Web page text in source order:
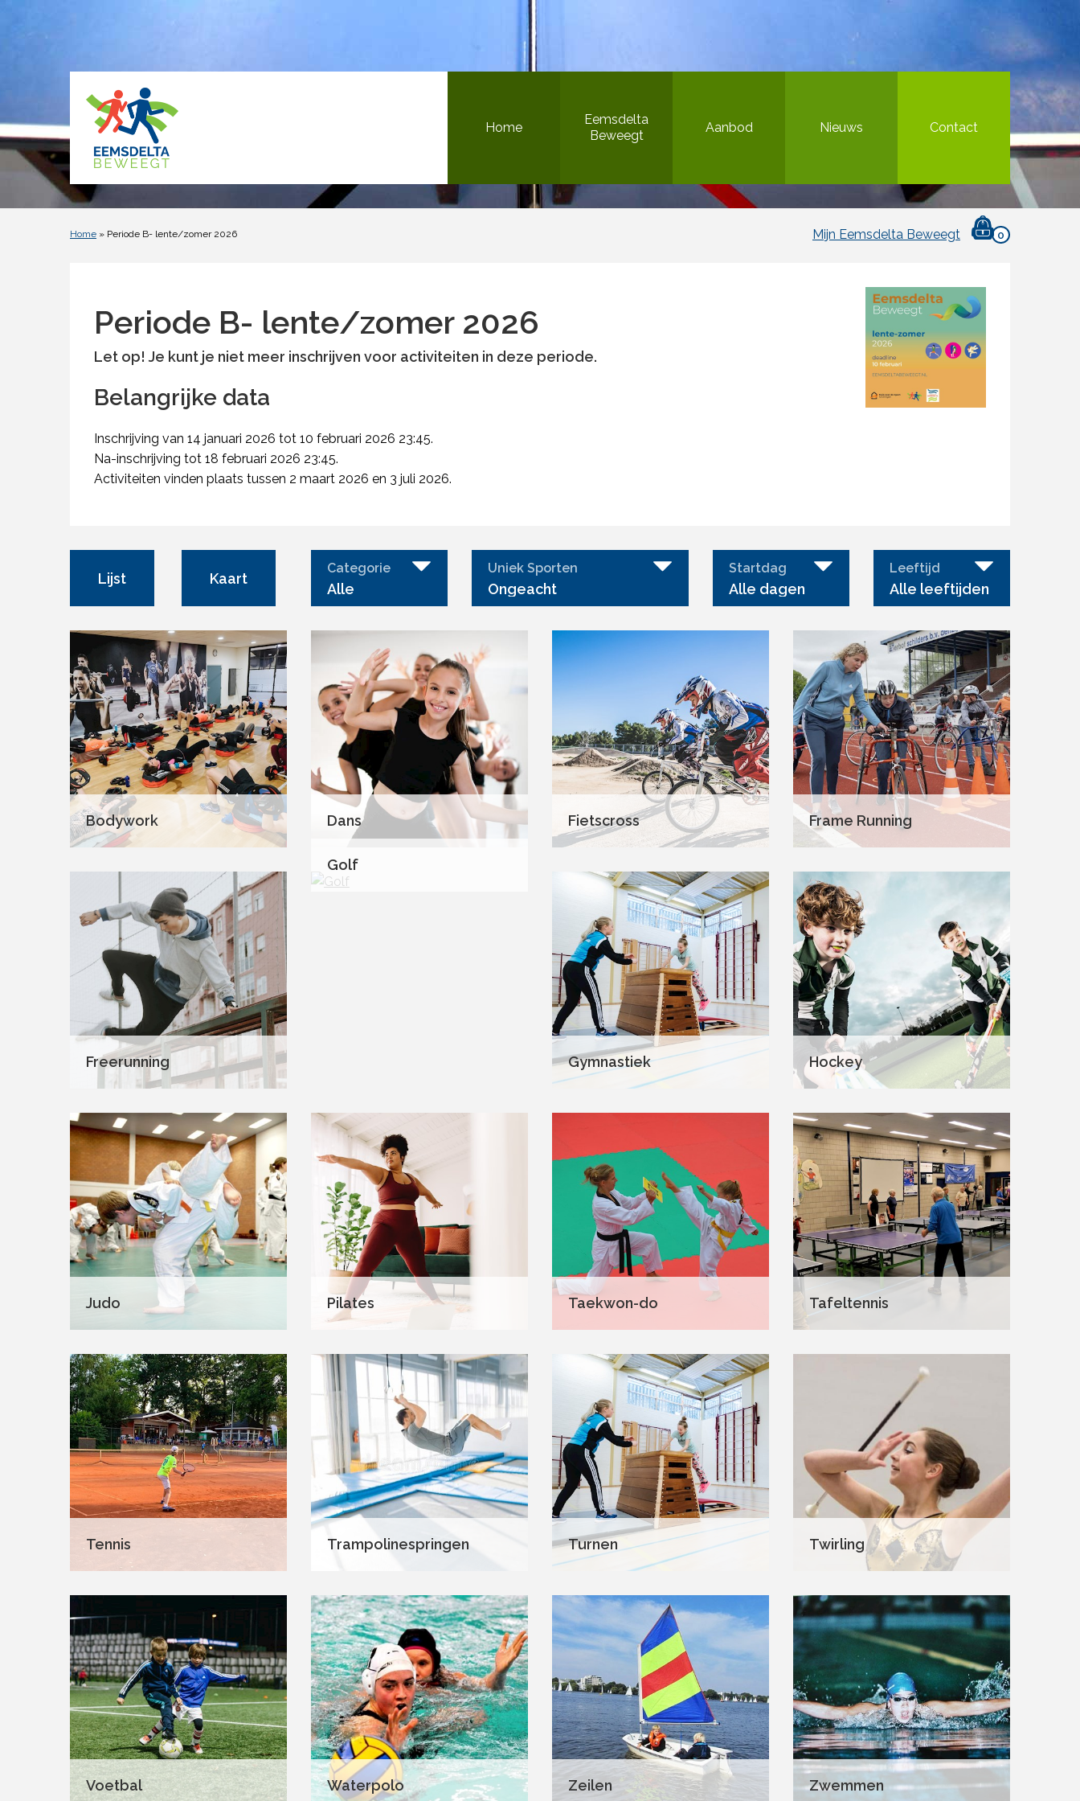
Home
Eemsdelta
Beweegt
Versterking sportaanbieders
Bewegen in de openbare ruimte
Aanbod Nieuws Contact
Home » Periode B- lente/zomer 2026 Mijn Eemsdelta Beweegt 0
Periode B- lente/zomer 2026
Let op! Je kunt je niet meer inschrijven voor activiteiten in deze periode.
Belangrijke data
Inschrijving van 14 januari 2026 tot 10 februari 2026 23:45.
Na-inschrijving tot 18 februari 2026 23:45.
Activiteiten vinden plaats tussen 2 maart 2026 en 3 juli 2026.
Lijst Kaart
Categorie
Alle
Uniek Sporten
Ongeacht
Startdag
Alle dagen
Leeftijd
Alle leeftijden
Bodywork Dans Fietscross Frame Running
Freerunning
Golf
Gymnastiek Hockey
Judo Pilates Taekwon-do Tafeltennis
Tennis Trampolinespringen Turnen Twirling
Voetbal Waterpolo Zeilen Zwemmen